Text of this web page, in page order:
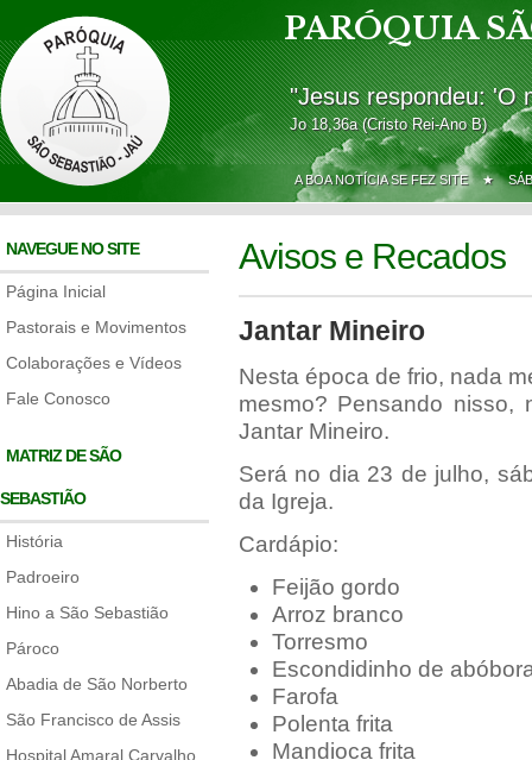
PARÓQUIA
"Jesus respondeu: 'O
Jo 18,36a (Cristo Rei-Ano B)
A BOA NOTÍCIA SE FEZ SITE ★
NAVEGUE NO SITE
Página Inicial
Pastorais e Movimentos
Colaborações e Vídeos
Fale Conosco
MATRIZ DE SÃO
SEBASTIÃO
História
Padroeiro
Hino a São Sebastião
Pároco
Abadia de São Norberto
São Francisco de Assis
Hospital Amaral Carvalho
Avisos e Recados
Jantar Mineiro
Nesta época de frio, nada
mesmo? Pensando nisso,
Jantar Mineiro.
Será no dia 23 de julho,
da Igreja.
Cardápio:
Feijão gordo
Arroz branco
Torresmo
Escondidinho de
Farofa
Polenta frita
Mandioca frita